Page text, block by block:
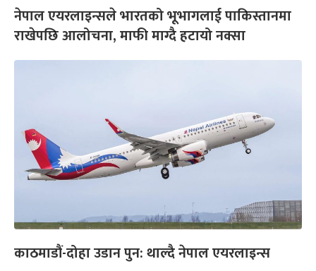
नेपाल एयरलाइन्सले भारतको भूभागलाई पाकिस्तानमा
राखेपछि आलोचना, माफी माग्दै हटायो नक्सा
काठमाडौं-दोहा उडान पुन: थाल्दै नेपाल एयरलाइन्स